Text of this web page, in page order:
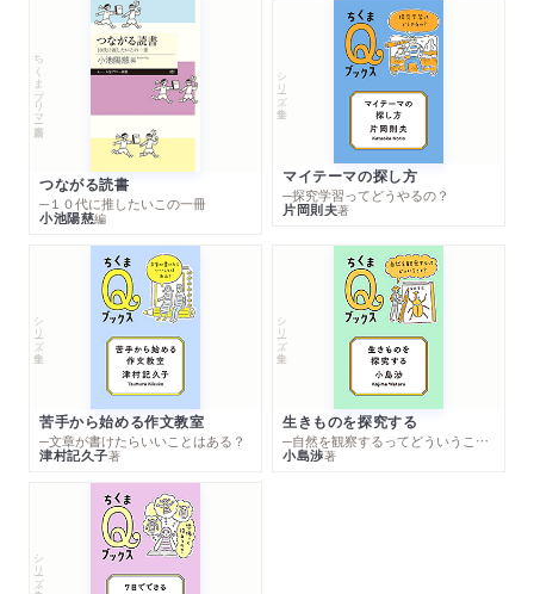
ちくまプリマー新書
つながる読書
─１０代に推したいこの一冊
小池陽慈編
シリーズ・全集
マイテーマの探し方
─探究学習ってどうやるの？
片岡則夫著
シリーズ・全集
苦手から始める作文教室
─文章が書けたらいいことはある？
津村記久子著
シリーズ・全集
生きものを探究する
─自然を観察するってどういうこと？
小島渉著
シリーズ・全集